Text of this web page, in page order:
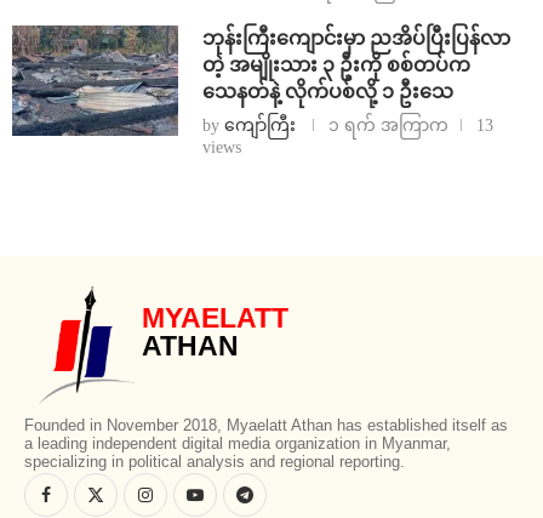
ဘုန်းကြီးကျောင်းမှာ ညအိပ်ပြီးပြန်လာ
တဲ့ အမျိုးသား ၃ ဦးကို စစ်တပ်က
သေနတ်နဲ့ လိုက်ပစ်လို့ ၁ ဦးသေ
by ကျော်ကြီး ၁ ရက် အကြာက
13
views
MYAELATT
ATHAN
Founded in November 2018, Myaelatt Athan has established itself as
a leading independent digital media organization in Myanmar,
specializing in political analysis and regional reporting.